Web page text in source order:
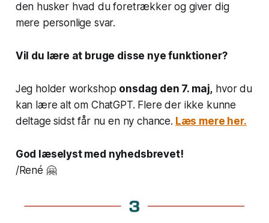
den husker hvad du foretrækker og giver dig
mere personlige svar.
Vil du lære at bruge disse nye funktioner?
Jeg holder workshop onsdag den 7. maj, hvor du
kan lære alt om ChatGPT. Flere der ikke kunne
deltage sidst får nu en ny chance. Læs mere her.
God læselyst med nyhedsbrevet!
/René 🤗